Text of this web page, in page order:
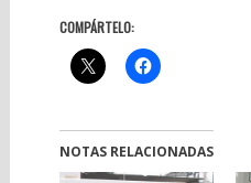
COMPÁRTELO:
NOTAS RELACIONADAS